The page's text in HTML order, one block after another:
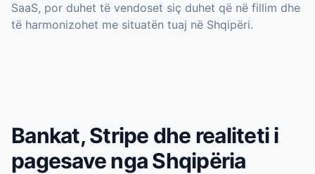
SaaS, por duhet të vendoset siç duhet që në fillim dhe
të harmonizohet me situatën tuaj në Shqipëri.
Bankat, Stripe dhe realiteti i
pagesave nga Shqipëria